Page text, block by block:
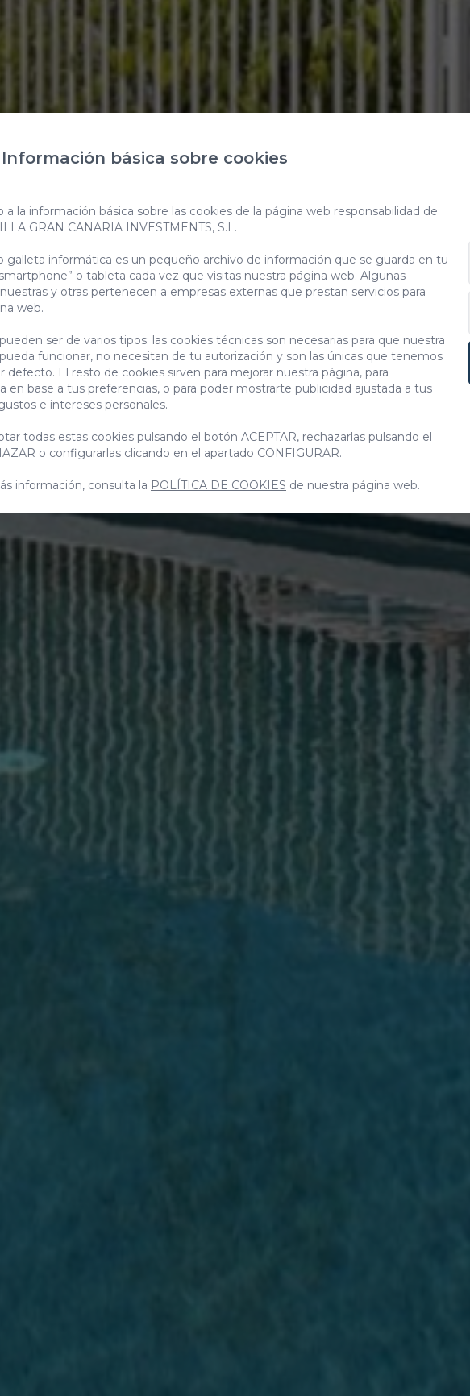
vender o
Canarias?
Información básica sobre cookies
a la información básica sobre las cookies de la página web responsabilidad de
GRAN CANARIA INVESTMENTS, S.L.
galleta informática es un pequeño archivo de información que se guarda en tu
o tableta cada vez que visitas nuestra página web. Algunas
y otras pertenecen a empresas externas que prestan servicios para
web.
ser de varios tipos: las cookies técnicas son necesarias para que nuestra
funcionar, no necesitan de tu autorización y son las únicas que tenemos
defecto. El resto de cookies sirven para mejorar nuestra página, para
en base a tus preferencias, o para poder mostrarte publicidad ajustada a tus
e intereses personales.
todas estas cookies pulsando el botón ACEPTAR, rechazarlas pulsando el
o configurarlas clicando en el apartado CONFIGURAR.
información, consulta la POLÍTICA DE COOKIES de nuestra página web.